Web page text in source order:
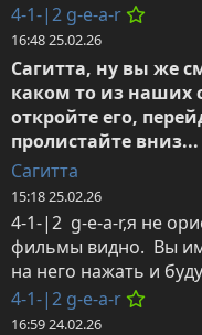
4-1-|2 g-e-a-r
16:48 25.02.26
Сагитта, ну вы же
каком то из наших
откройте его,
пролистайте вниз...
Сагитта
15:18 25.02.26
4-1-|2  g-e-a-r,я не
фильмы видно.  Вы
на него нажать и
4-1-|2 g-e-a-r
16:59 24.02.26